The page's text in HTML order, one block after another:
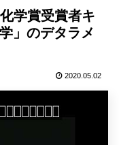
学賞受賞者キ
」のデタラメ
2020.05.02